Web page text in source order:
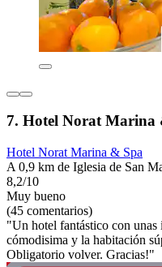
7. Hotel Norat Marina
Hotel Norat Marina & Spa
A 0,9 km de Iglesia de San
8,2/10
Muy bueno
(45 comentarios)
"Un hotel fantástico con unas
cómodisima y la habitación
Obligatorio volver. Gracias!"